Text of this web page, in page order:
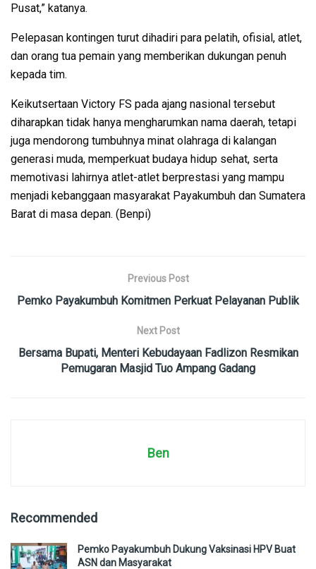
Pusat,” katanya.
Pelepasan kontingen turut dihadiri para pelatih, ofisial, atlet,
dan orang tua pemain yang memberikan dukungan penuh
kepada tim.
Keikutsertaan Victory FS pada ajang nasional tersebut
diharapkan tidak hanya mengharumkan nama daerah, tetapi
juga mendorong tumbuhnya minat olahraga di kalangan
generasi muda, memperkuat budaya hidup sehat, serta
memotivasi lahirnya atlet-atlet berprestasi yang mampu
menjadi kebanggaan masyarakat Payakumbuh dan Sumatera
Barat di masa depan. (Benpi)
Previous Post
Pemko Payakumbuh Komitmen Perkuat Pelayanan Publik
Next Post
Bersama Bupati, Menteri Kebudayaan Fadlizon Resmikan
Pemugaran Masjid Tuo Ampang Gadang
Ben
Recommended
Pemko Payakumbuh Dukung Vaksinasi HPV Buat
ASN dan Masyarakat